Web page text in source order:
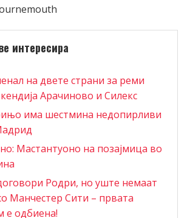
интересира
на двете страни за реми
Арачиново и Силекс
има шестмина недопирливи
Мастантуоно на позајмица во
Родри, но уште немаат
Манчестер Сити – првата
е одбиена!